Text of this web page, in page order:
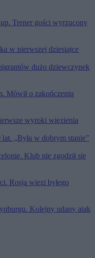
Trener gości wyrzucony
w pierwszej dziesiątce
dużo dziewczynek
Mówił o zakończeniu
wyroki więzienia
„Była w dobrym stanie”
Klub nie zgodził się
Rosja więzi byłego
Kolejny udany atak